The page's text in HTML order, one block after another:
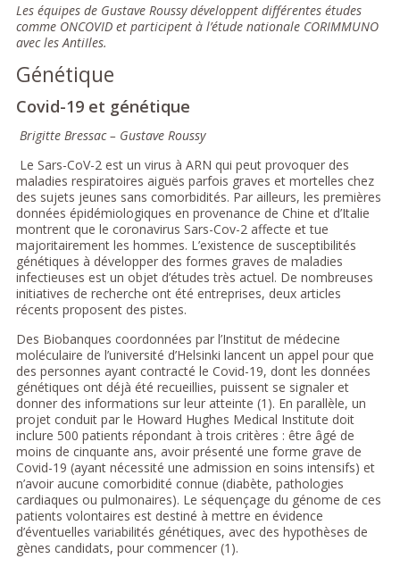
Les équipes de Gustave Roussy développent différentes études
comme ONCOVID et participent à l’étude nationale CORIMMUNO
avec les AntiIles.
Génétique
Covid-19 et génétique
Brigitte Bressac – Gustave Roussy
Le Sars-CoV-2 est un virus à ARN qui peut provoquer des
maladies respiratoires aiguës parfois graves et mortelles chez
des sujets jeunes sans comorbidités. Par ailleurs, les premières
données épidémiologiques en provenance de Chine et d’Italie
montrent que le coronavirus Sars-Cov-2 affecte et tue
majoritairement les hommes. L’existence de susceptibilités
génétiques à développer des formes graves de maladies
infectieuses est un objet d’études très actuel. De nombreuses
initiatives de recherche ont été entreprises, deux articles
récents proposent des pistes.
Des Biobanques coordonnées par l’Institut de médecine
moléculaire de l’université d’Helsinki lancent un appel pour que
des personnes ayant contracté le Covid-19, dont les données
génétiques ont déjà été recueillies, puissent se signaler et
donner des informations sur leur atteinte (1). En parallèle, un
projet conduit par le Howard Hughes Medical Institute doit
inclure 500 patients répondant à trois critères : être âgé de
moins de cinquante ans, avoir présenté une forme grave de
Covid-19 (ayant nécessité une admission en soins intensifs) et
n’avoir aucune comorbidité connue (diabète, pathologies
cardiaques ou pulmonaires). Le séquençage du génome de ces
patients volontaires est destiné à mettre en évidence
d’éventuelles variabilités génétiques, avec des hypothèses de
gènes candidats, pour commencer (1).